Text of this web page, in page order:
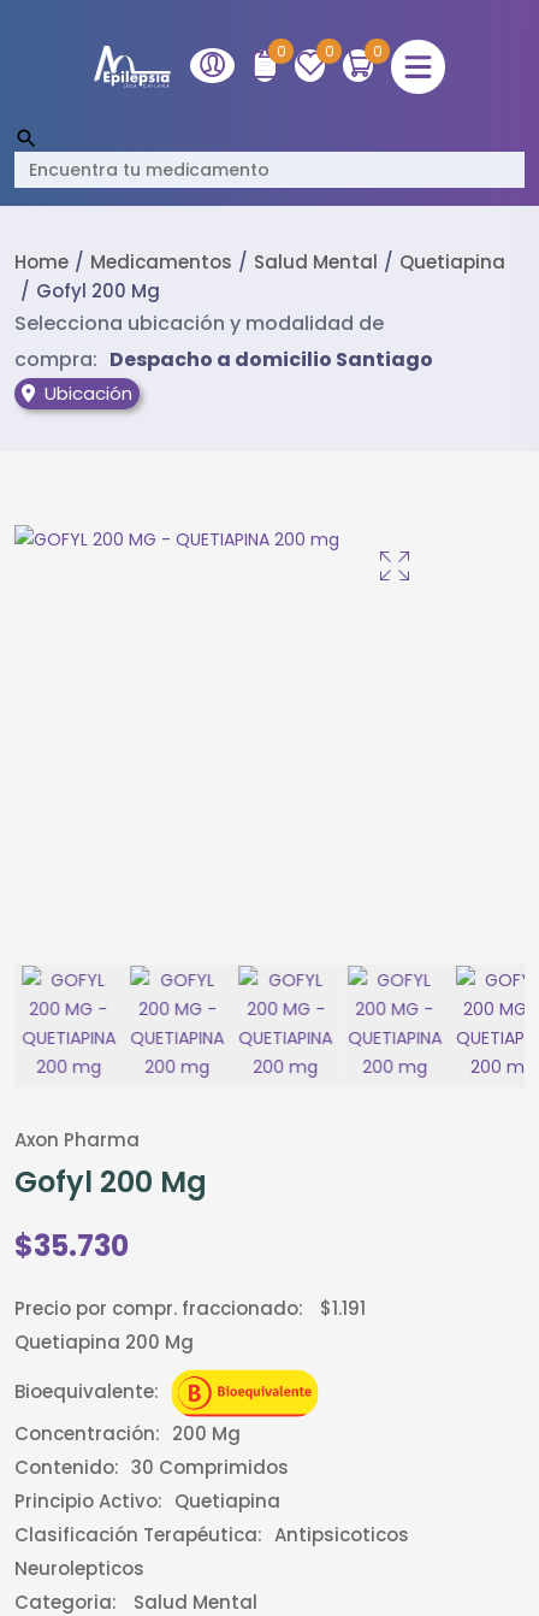
0 0 0
Home Medicamentos Salud Mental
Quetiapina
Gofyl 200 Mg
Selecciona ubicación y modalidad de
compra: Despacho a domicilio Santiago
Ubicación
Axon Pharma
Gofyl 200 Mg
$35.730
Precio por compr. fraccionado:
$1.191
Quetiapina 200 Mg
Bioequivalente:
Concentración: 200 Mg
Contenido: 30 Comprimidos
Principio Activo: Quetiapina
Clasificación Terapéutica: Antipsicoticos
Neurolepticos
Categoria:
Salud Mental